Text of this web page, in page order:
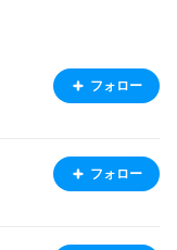
フォロー
フォロー